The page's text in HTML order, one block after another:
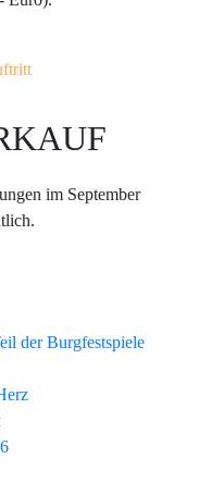
im September
der Burgfestspiele